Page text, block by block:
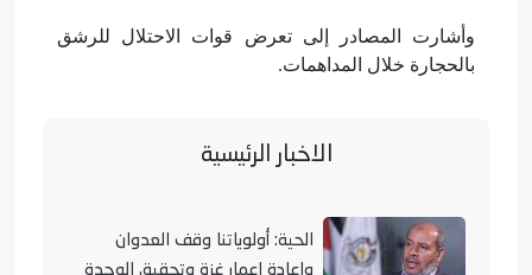
وأشارت المصادر إلى تعرض قوات الاحتلال للرشق
بالحجارة خلال المداهمات.
الاخبار الرئيسية
الحية: أولوياتنا وقف العدوان
وإعادة إعمار غزة وتحقيق الوحدة